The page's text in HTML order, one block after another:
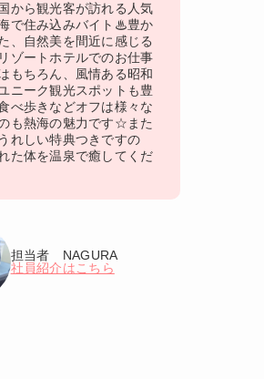
から観光客が訪れる人気
で住み込みバイト♨豊か
、自然美を間近に感じる
ゾートホテルでのお仕事
もちろん、風情ある昭和
ニーク観光スポットも豊
べ歩きなどオフは様々な
も熱海の魅力です☆また
れしい特典つきですの
た体を温泉で癒してくだ
担当者 NAGURA
社員紹介はこちら